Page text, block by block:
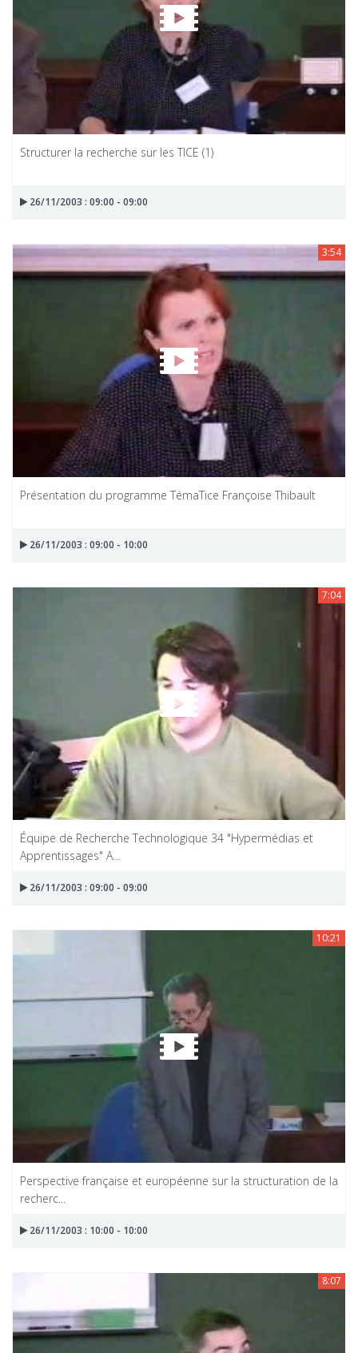
Structurer la recherche sur les TICE (1)
26/11/2003 : 09:00 - 09:00
3:54
Présentation du programme TémaTice Françoise Thibault
26/11/2003 : 09:00 - 10:00
7:04
Équipe de Recherche Technologique 34 "Hypermédias et
Apprentissages" A...
26/11/2003 : 09:00 - 09:00
10:21
Perspective française et européenne sur la structuration de la
recherc...
26/11/2003 : 10:00 - 10:00
8:07